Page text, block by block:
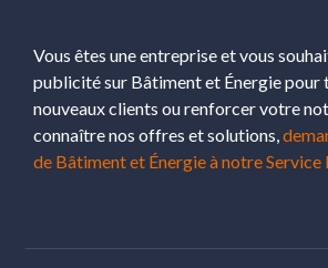
Vous êtes une entreprise et vous
publicité sur Bâtiment et Énergie pour
nouveaux clients ou renforcer votre
connaître nos offres et solutions,
de Bâtiment et Énergie à notre